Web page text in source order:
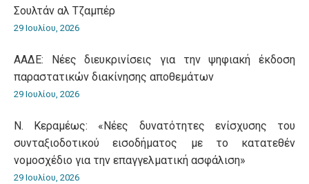
Σουλτάν αλ Τζαμπέρ
29 Ιουλίου, 2026
ΑΑΔΕ: Νέες διευκρινίσεις για την ψηφιακή έκδοση
παραστατικών διακίνησης αποθεμάτων
29 Ιουλίου, 2026
Ν. Κεραμέως: «Νέες δυνατότητες ενίσχυσης του
συνταξιοδοτικού εισοδήματος με το κατατεθέν
νομοσχέδιο για την επαγγελματική ασφάλιση»
29 Ιουλίου, 2026